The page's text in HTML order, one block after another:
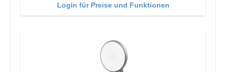
Serie Laden Sie Ihr iPhone bequem vertikal oder horizontal auf Auf
Login für Preise und Funktionen